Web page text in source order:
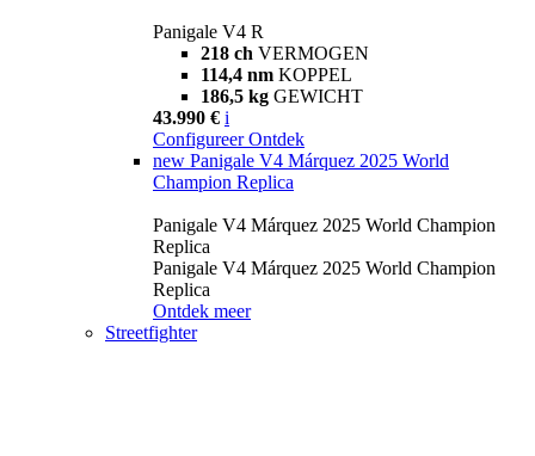
Panigale V4 R
218 ch VERMOGEN
114,4 nm KOPPEL
186,5 kg GEWICHT
43.990 € i
Configureer Ontdek
new Panigale V4 Márquez 2025 World
Champion Replica
Panigale V4 Márquez 2025 World Champion
Replica
Panigale V4 Márquez 2025 World Champion
Replica
Ontdek meer
Streetfighter